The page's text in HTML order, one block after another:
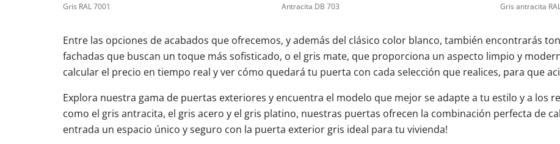
Gris RAL 7001 Antracita DB 703 Gris antracita
Entre las opciones de acabados que ofrecemos, y además del clásico color blanco, también encontrarás
fachadas que buscan un toque más sofisticado, o el gris mate, que proporciona un aspecto limpio y
calcular el precio en tiempo real y ver cómo quedará tu puerta con cada selección que realices, para que
Explora nuestra gama de puertas exteriores y encuentra el modelo que mejor se adapte a tu estilo y a los
como el gris antracita, el gris acero y el gris platino, nuestras puertas ofrecen la combinación perfecta de
entrada un espacio único y seguro con la puerta exterior gris ideal para tu vivienda!